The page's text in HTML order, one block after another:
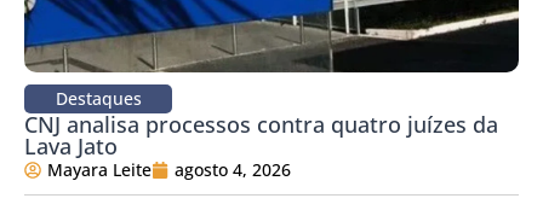
Destaques
CNJ analisa processos contra quatro juízes da
Lava Jato
Mayara Leite agosto 4, 2026